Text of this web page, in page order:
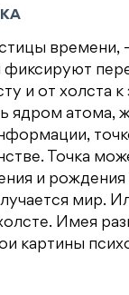
времени,
и от холста к
ядром атома,
Точка
и рождения
мир.
Имея
картины